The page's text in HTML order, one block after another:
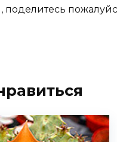
поделитесь